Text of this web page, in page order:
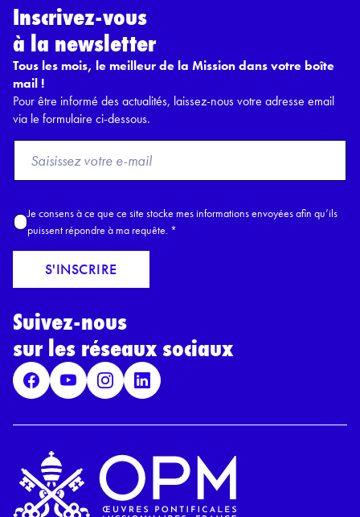
Inscrivez-vous
à la newsletter
Tous les mois, le meilleur de la Mission dans votre boîte
mail !
Pour être informé des actualités, laissez-nous votre adresse email
via le formulaire ci-dessous.
o
E
m
a
l
A
c
c
R
P
D
*
Je consens à ce que ce site stocke mes informations envoyées afin qu’ils
puissent répondre à ma requête. *
S'INSCRIRE
Suivez-nous
sur les réseaux sociaux